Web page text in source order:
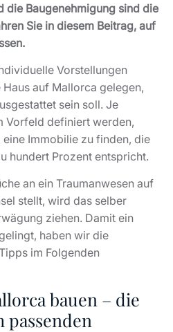
die Baugenehmigung sind die
Sie in diesem Beitrag, auf
Vorstellungen
auf Mallorca gelegen,
sein soll. Je
Vorfeld definiert werden,
Immobilie zu finden, die
hundert Prozent entspricht.
an ein Traumanwesen auf
stellt, wird das selber
ziehen. Damit ein
haben wir die
im Folgenden
bauen – die
passenden